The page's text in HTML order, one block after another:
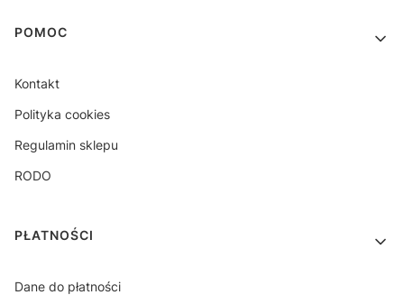
Linki w stopce
POMOC
Kontakt
Polityka cookies
Regulamin sklepu
RODO
PŁATNOŚCI
Dane do płatności